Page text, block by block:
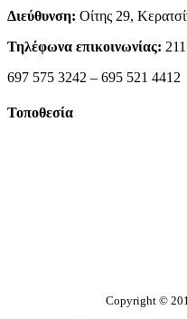
Διεύθυνση: Οίτης 29,
Τηλέφωνα επικοινωνίας:
697 575 3242 – 695 521 4412
Τοποθεσία
Copyright ©